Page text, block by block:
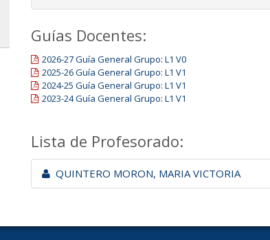
Guías Docentes:
2026-27 Guía General Grupo: L1 V0
2025-26 Guía General Grupo: L1 V1
2024-25 Guía General Grupo: L1 V1
2023-24 Guía General Grupo: L1 V1
Lista de Profesorado:
QUINTERO MORON, MARIA VICTORIA